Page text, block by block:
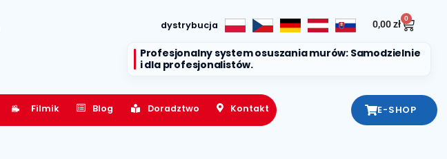
dystrybucja 0,00zł
0
Profesjonalny system osuszania murów: Samodzielnie
i dla profesjonalistów.
Filmik Blog Doradztwo Kontakt E-SHOP